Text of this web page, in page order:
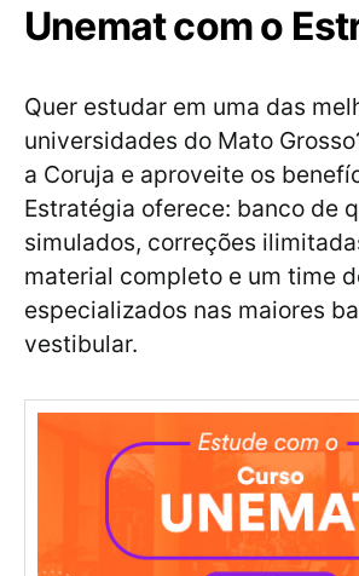
Unemat com o
Quer estudar em uma das
universidades do Mato
a Coruja e aproveite os
Estratégia oferece: banco de
simulados, correções
material completo e um time
especializados nas maiores
vestibular.